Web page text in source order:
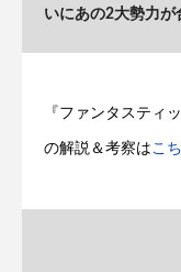
いにあの2大勢力
『ファンタスティ
の解説＆考察はこ